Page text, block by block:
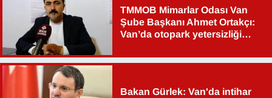
TMMOB Mimarlar Odası Van
Şube Başkanı Ahmet Ortakçı:
Van’da otopark yetersizliği
Bakan Gürlek: Van'da intihar
YEREL